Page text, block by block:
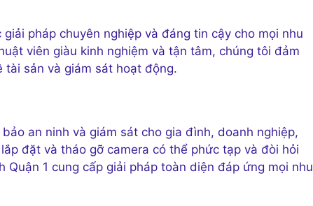
pháp chuyên nghiệp và đáng tin cậy cho mọi nhu
viên giàu kinh nghiệm và tận tâm, chúng tôi đảm
sản và giám sát hoạt động.
an ninh và giám sát cho gia đình, doanh nghiệp,
đặt và tháo gỡ camera có thể phức tạp và đòi hỏi
1 cung cấp giải pháp toàn diện đáp ứng mọi nhu